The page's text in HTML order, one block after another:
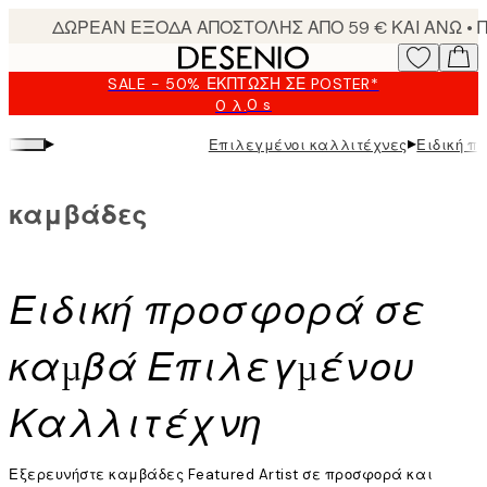
SALE - 50% ΈΚΠΤΩΣΗ ΣΕ POSTER*
0 λ.0 s
Ισχύει
μέχρι:
2026-
▸ Επιλεγμένοι καλλιτέχνες▸Ειδική
Ειδική προσφορά σε
καμβά Επιλεγμένου
Καλλιτέχνη
καμβάδες
Εξερευνήστε καμβάδες Featured Artist σε προσφορά και